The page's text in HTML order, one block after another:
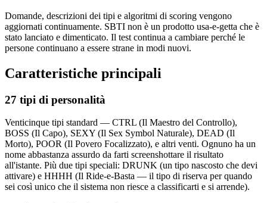
Domande, descrizioni dei tipi e algoritmi di scoring vengono
aggiornati continuamente. SBTI non è un prodotto usa-e-getta che è
stato lanciato e dimenticato. Il test continua a cambiare perché le
persone continuano a essere strane in modi nuovi.
Caratteristiche principali
27 tipi di personalità
Venticinque tipi standard — CTRL (Il Maestro del Controllo),
BOSS (Il Capo), SEXY (Il Sex Symbol Naturale), DEAD (Il
Morto), POOR (Il Povero Focalizzato), e altri venti. Ognuno ha un
nome abbastanza assurdo da farti screenshottare il risultato
all'istante. Più due tipi speciali: DRUNK (un tipo nascosto che devi
attivare) e HHHH (Il Ride-e-Basta — il tipo di riserva per quando
sei così unico che il sistema non riesce a classificarti e si arrende).